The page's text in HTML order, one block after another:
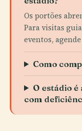
Os portões
Para visitas
eventos,
Como
O estádio
com